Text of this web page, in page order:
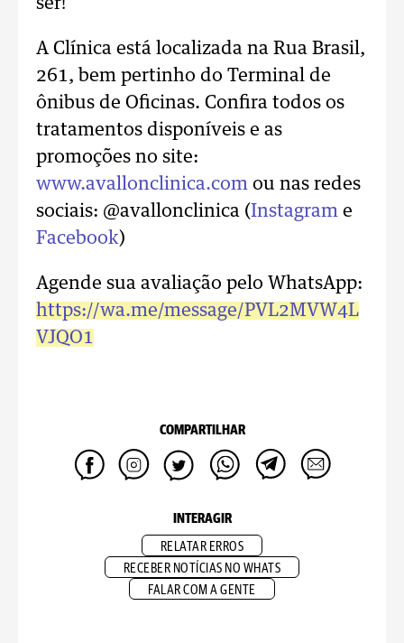
ser!
A Clínica está localizada na Rua Brasil,
261, bem pertinho do Terminal de
ônibus de Oficinas. Confira todos os
tratamentos disponíveis e as
promoções no site:
www.avallonclinica.com ou nas redes
sociais: @avallonclinica (Instagram e
Facebook)
Agende sua avaliação pelo WhatsApp:
https://wa.me/message/PVL2MVW4L
VJQO1
COMPARTILHAR
INTERAGIR
RELATAR ERROS
RECEBER NOTÍCIAS NO WHATS
FALAR COM A GENTE